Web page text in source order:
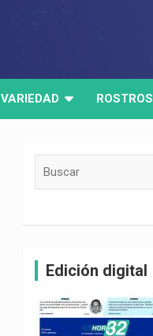
VARIEDAD ROSTROS
Edición digital